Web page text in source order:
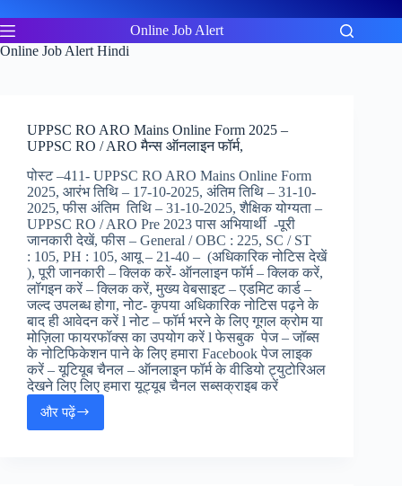
to
content
Online Job Alert
Online Job Alert Hindi
UPPSC RO ARO Mains Online Form 2025 –
UPPSC RO / ARO मैन्स ऑनलाइन फॉर्म,
पोस्ट –411- UPPSC RO ARO Mains Online Form
2025, आरंभ तिथि – 17-10-2025, अंतिम तिथि – 31-10-
2025, फीस अंतिम तिथि – 31-10-2025, शैक्षिक योग्यता –
UPPSC RO / ARO Pre 2023 पास अभियार्थी -पूरी
जानकारी देखें, फीस – General / OBC : 225, SC / ST
: 105, PH : 105, आयू – 21-40 – (अधिकारिक नोटिस देखें
), पूरी जानकारी – क्लिक करें- ऑनलाइन फॉर्म – क्लिक करें,
लॉगइन करें – क्लिक करें, मुख्य वेबसाइट – एडमिट कार्ड –
जल्द उपलब्ध होगा, नोट- कृपया अधिकारिक नोटिस पढ़ने के
बाद ही आवेदन करें l नोट – फॉर्म भरने के लिए गूगल क्रोम या
मोज़िला फायरफॉक्स का उपयोग करें l फेसबुक पेज – जॉब्स
के नोटिफिकेशन पाने के लिए हमारा Facebook पेज लाइक
करें – यूटियूब चैनल – ऑनलाइन फॉर्म के वीडियो ट्युटोरिअल
देखने लिए लिए हमारा यूट्यूब चैनल सब्सक्राइब करें
और पढ़ेंUPPSC